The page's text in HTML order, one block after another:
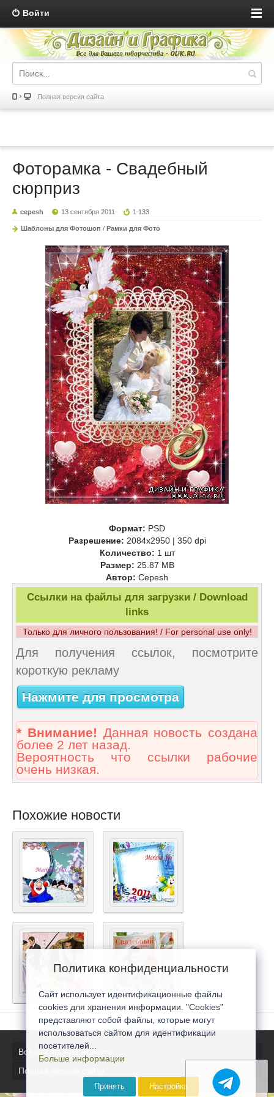
Войти
Полная версия сайта
Фоторамка - Свадебный
сюрприз
cepesh 13 сентября 2011 1 133
Шаблоны для Фотошоп / Рамки для Фото
Формат: PSD
Разрешение: 2084x2950 | 350 dpi
Количество: 1 шт
Размер: 25.87 MB
Автор: Cepesh
Ссылки на файлы для загрузки / Download
links
Только для личного пользования! / For personal use only!
Для получения ссылок, посмотрите
короткую рекламу
Нажмите для просмотра
* Внимание! Данная новость создана
более 2 лет назад.
Вероятность что ссылки рабочие
очень низкая.
Похожие новости
Все последние новости
Полная версия сайта
Политика конфиденциальности
Сайт использует идентификационные файлы
cookies для хранения информации. "Cookies"
представляют собой файлы, которые могут
использоваться сайтом для идентификации
посетителей...
Больше информации
Принять Настройка